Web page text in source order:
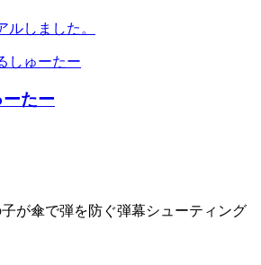
ルしました。
たー
が傘で弾を防ぐ弾幕シューティング